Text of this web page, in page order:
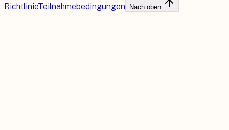
RichtlinieTeilnahmebedingungen Nach oben